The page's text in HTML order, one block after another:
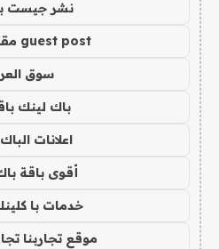
نشر جيست
guest post مقال ضيف
سوق
باك لينك باقة
اعلانات
أقوى باقة
خدمات با كلينك
موقع تجاربنا